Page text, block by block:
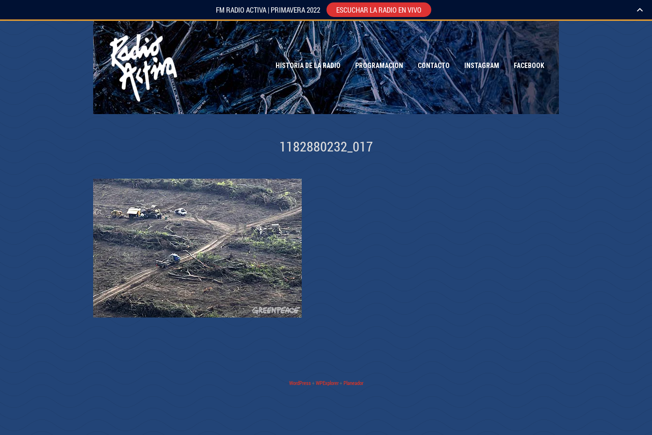
HISTORIA DE LA RADIO PROGRAMACION CONTACTO INSTAGRAM FACEBOOK
1182880232_017
WordPress+ WPExplorer+ Planeador
FM RADIO ACTIVA | PRIMAVERA 2022 ESCUCHAR LA RADIO EN VIVO